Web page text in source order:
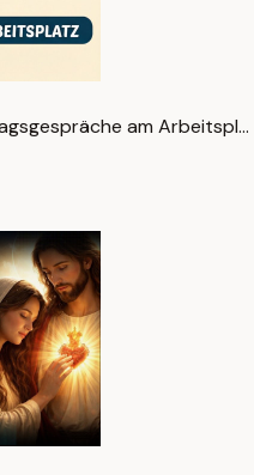
am Arbeitspl…